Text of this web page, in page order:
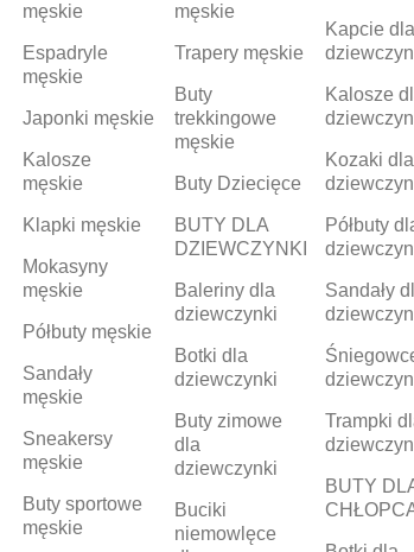
męskie
Espadryle
męskie
Japonki męskie
Kalosze
męskie
Klapki męskie
Mokasyny
męskie
Półbuty męskie
Sandały
męskie
Sneakersy
męskie
Buty sportowe
męskie
męskie
Trapery męskie
Buty
trekkingowe
męskie
Buty Dziecięce
BUTY DLA
DZIEWCZYNKI
Baleriny dla
dziewczynki
Botki dla
dziewczynki
Buty zimowe
dla
dziewczynki
Buciki
niemowlęce
Kapcie dla
Kalosze
Kozaki dla
Półbuty
Sandały
Trampki
BUTY